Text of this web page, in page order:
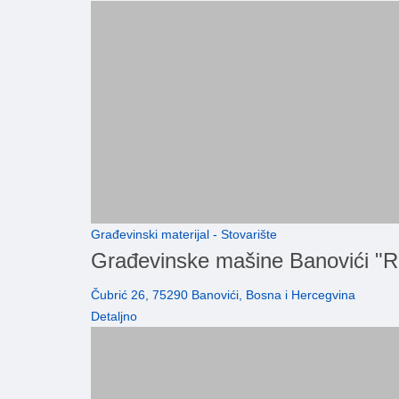
Građevinski materijal - Stovarište
Građevinske mašine Banovići
Čubrić 26, 75290 Banovići, Bosna i Hercegvina
Detaljno